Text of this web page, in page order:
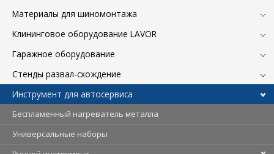
Материалы для шиномонтажа
Клининговое оборудование LAVOR
Гаражное оборудование
Стенды развал-схождение
Инструмент для автосервиса
Беспламенный нагреватель металла
Универсальные наборы